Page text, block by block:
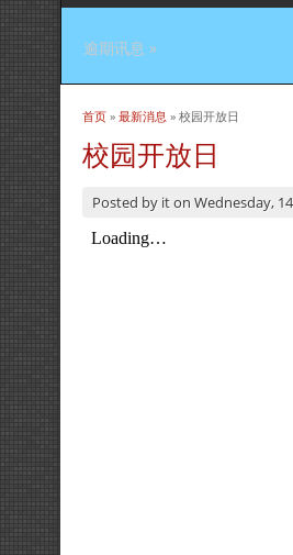
逾期讯息 »
当前位置
首页 » 最新消息 » 校园开放日
校园开放日
Posted by iton Wednesday,